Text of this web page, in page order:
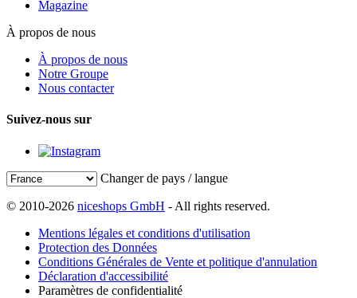
Magazine
À propos de nous
À propos de nous
Notre Groupe
Nous contacter
Suivez-nous sur
Changer de pays / langue
© 2010-2026 niceshops GmbH - All rights reserved.
Mentions légales et conditions d'utilisation
Protection des Données
Conditions Générales de Vente et politique d'annulation
Déclaration d'accessibilité
Paramètres de confidentialité